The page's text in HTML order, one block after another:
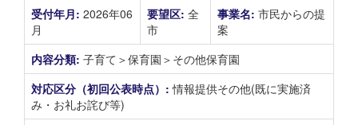
受付年月: 2026年06
月
要望区: 全
市
事業名: 市民からの提
案
内容分類: 子育て＞保育園＞その他保育園
対応区分（初回公表時点）:情報提供その他(既に実施済
み・お礼お詫び等)